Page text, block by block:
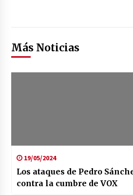
Más Noticias
19/05/2024
Los ataques de Pedro
contra la cumbre de VOX